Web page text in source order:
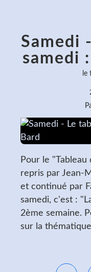
Samedi
samedi
le
Pour le
repris par Jean-
et continué par
samedi, c'est :
2ème semaine.
sur la